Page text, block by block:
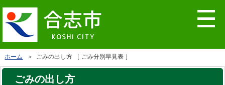
ホーム ＞ ごみの出し方 ［ ごみ分別早見表 ］
ごみの出し方